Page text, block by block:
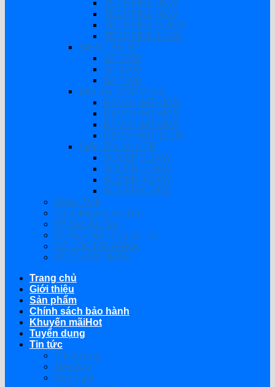
TECHFINE 3KW
TECHFINE 4KW
TECHFINE 6.2KW
TECHFINE 11KW
BIẾN TẦN SP
SP 3200
SP 4200
SP 7000
Biến tần SOROTEC
REVO HMT 4KW
REVO HMT 6KW
REVO HMT 8KW
REVO HMT 11KW
Biến Tần SUOER
SUOER 2.2KW
SUOER 3.2KW
SUOER 4.2KW
SUOER 6.2KW
Modul Wifi
Pin Lithium Lưu Trữ
Bộ Sạc Ắc Quy
Bộ Kích Nổ Ô Tô Xe Tải
BỘ LỌC ĐĨA ARKA
BỘ CHÂM PHÂN
Trang chủ
Giới thiệu
Sản phẩm
Chính sách bảo hành
Khuyến mãi
Tuyển dụng
Tin tức
Thị trường
Mẹo hay
Đánh giá